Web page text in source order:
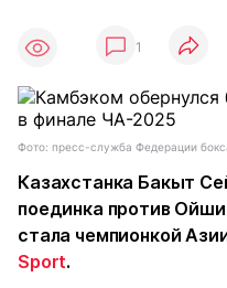
1
Фото: пресс-служба Федерации
Казахстанка Бакыт
поединка против
стала чемпионкой
Sport.